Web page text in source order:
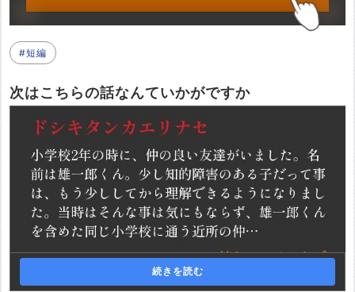
#短編
次はこちらの話なんていかがですか
続きを読む